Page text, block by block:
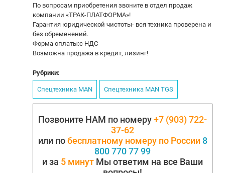
По вопросам приобретения звоните в отдел продаж
компании «ТРАК-ПЛАТФОРМА»!
Гарантия юридической чистоты- вся техника проверена и
без обременений.
Форма оплаты:с НДС
Возможна продажа в кредит, лизинг!
Рубрики:
Спецтехника MAN Спецтехника MAN TGS
Позвоните НАМ по номеру+7 (903) 722-
37-62
или побесплатному номеру по России 8
800 770 77 99
и за 5 минут Мы ответим на все Ваши